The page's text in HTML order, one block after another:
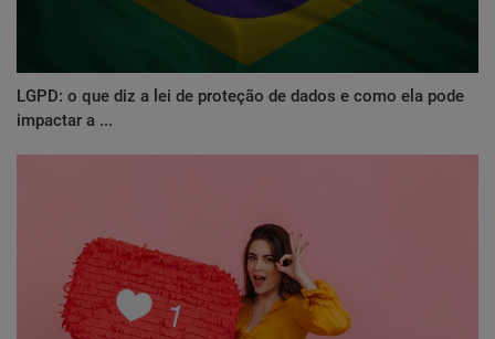
LGPD: o que diz a lei de proteção de dados e como ela pode
impactar a ...